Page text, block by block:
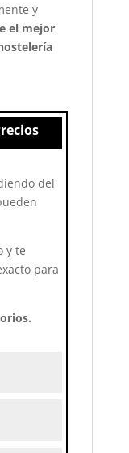
y
el mejor
del
y te
para